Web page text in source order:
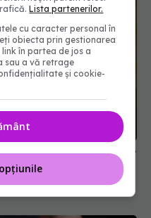
combate canicula.
să aplici iaurt pe
Lista partenerilor.
cu caracter personal în
obiecta prin gestionarea
în partea de jos a
sau a vă retrage
și cookie-